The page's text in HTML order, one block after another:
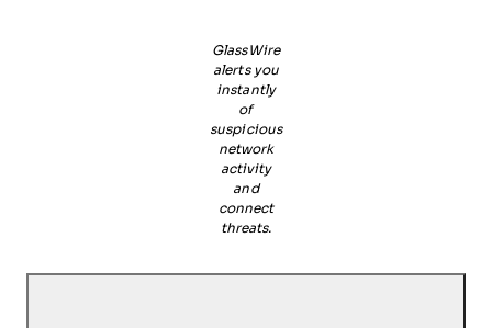
GlassWire
alerts you
instantly
of
suspicious
network
activity
and
connect
threats.